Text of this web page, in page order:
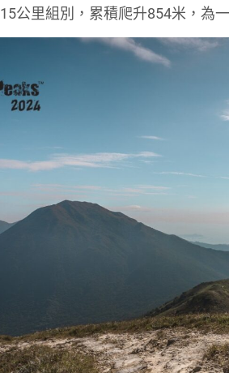
15公里組別，累積爬升854米，為